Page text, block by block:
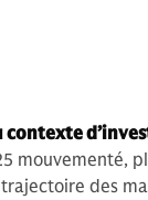
contexte
mouvementé,
des